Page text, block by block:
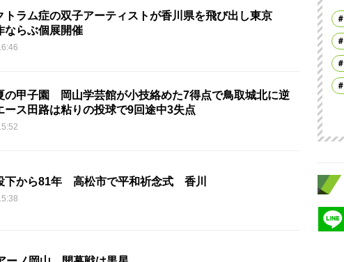
トラム症の双子アーティストが香川県を飛び出し東京
らぶ個展開催
の甲子園 岡山学芸館が小技絡めた7得点で鳥取城北に逆
ス田路は粘りの投球で9回途中3失点
下から81年 高松市で平和祈念式 香川